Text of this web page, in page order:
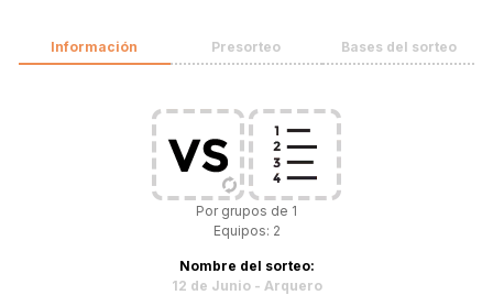
Información Presorteo Bases del sorteo
Por grupos de 1
Equipos: 2
Nombre del sorteo:
12 de Junio - Arquero